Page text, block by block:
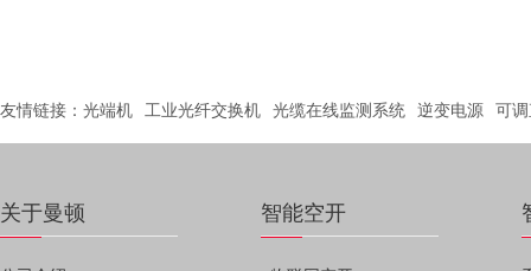
友情链接： 光端机 工业光纤交换机 光缆在线监测系统 逆变电源 可
关于曼顿 智能空开